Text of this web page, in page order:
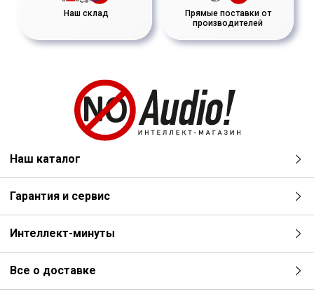
Наш склад
Прямые поставки от
производителей
Наш каталог
Гарантия и сервис
Интеллект-минуты
Все о доставке